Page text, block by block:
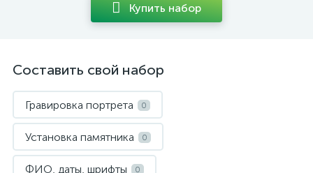
Купить набор
Составить свой набор
Гравировка портрета 0
Установка памятника 0
ФИО, даты, шрифты 0